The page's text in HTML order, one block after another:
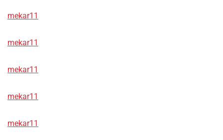
mekar11
mekar11
mekar11
mekar11
mekar11